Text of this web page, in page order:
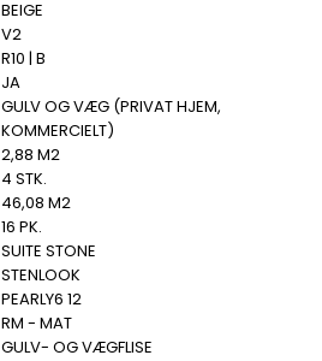
BEIGE
V2
R10 | B
JA
GULV OG VÆG (PRIVAT HJEM,
KOMMERCIELT)
2,88 M2
4 STK.
46,08 M2
16 PK.
SUITE STONE
STENLOOK
PEARLY6 12
RM - MAT
GULV- OG VÆGFLISE